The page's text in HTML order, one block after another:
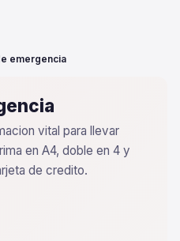
emergencia
vital para llevar
en A4, doble en 4 y
de credito.